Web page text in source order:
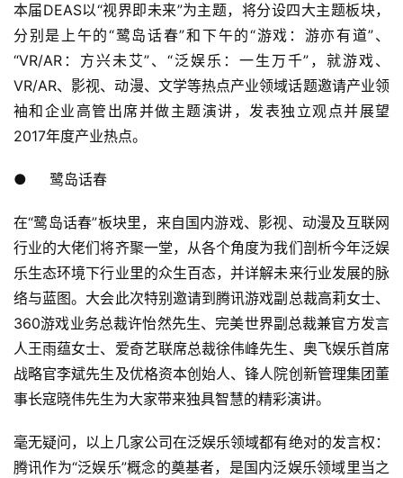
本届DEAS以“视界即未来”为主题，将分设四大主题板块，
分别是上午的“鹭岛话春”和下午的“游戏：游亦有道”、
“VR/AR：方兴未艾”、“泛娱乐：一生万千”，就游戏、
VR/AR、影视、动漫、文学等热点产业领域话题邀请产业领
袖和企业高管出席并做主题演讲，发表独立观点并展望
2017年度产业热点。
● 鹭岛话春
在“鹭岛话春”板块里，来自国内游戏、影视、动漫及互联网
行业的大佬们将齐聚一堂，从各个角度为我们剖析今年泛娱
乐生态环境下行业里的众生百态，并详解未来行业发展的脉
络与蓝图。大会此次特别邀请到腾讯游戏副总裁高莉女士、
360游戏业务总裁许怡然先生、完美世界副总裁兼官方发言
人王雨蕴女士、爱奇艺联席总裁徐伟峰先生、奥飞娱乐首席
战略官李斌先生及优格资本创始人、锋人院创新管理集团董
事长寇晓伟先生为大家带来独具智慧的精彩演讲。
毫无疑问，以上几家公司在泛娱乐领域都有绝对的发言权：
腾讯作为“泛娱乐”概念的奠基者，是国内泛娱乐领域里当之